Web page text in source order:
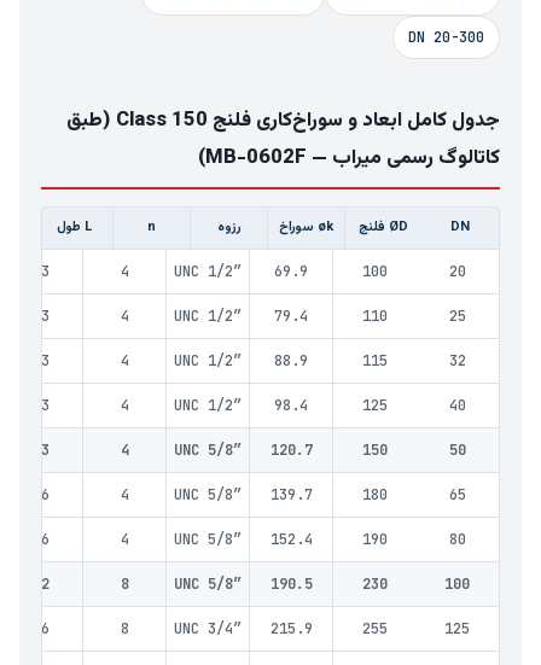
DN 20-300
جدول کامل ابعاد و سوراخ‌کاری فلنج Class 150 (طبق
کاتالوگ رسمی میراب — MB-0602F)
DN ØD فلنج øk سوراخ رزوه n L طول
20
100
69.9
UNC 1/2″
4
33
25
110
79.4
UNC 1/2″
4
33
32
115
88.9
UNC 1/2″
4
33
40
125
98.4
UNC 1/2″
4
33
50
150
120.7
UNC 5/8″
4
43
65
180
139.7
UNC 5/8″
4
46
80
190
152.4
UNC 5/8″
4
46
100
230
190.5
UNC 5/8″
8
52
125
255
215.9
UNC 3/4″
8
56